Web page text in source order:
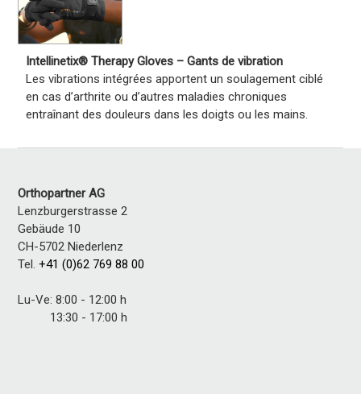
Intellinetix® Therapy Gloves – Gants de vibration
Les vibrations intégrées apportent un soulagement ciblé
en cas d’arthrite ou d’autres maladies chroniques
entraînant des douleurs dans les doigts ou les mains.
Orthopartner AG
Lenzburgerstrasse 2
Gebäude 10
CH-5702 Niederlenz
Tel.+41 (0)62 769 88 00
Lu-Ve: 8:00 - 12:00 h
13:30 - 17:00 h